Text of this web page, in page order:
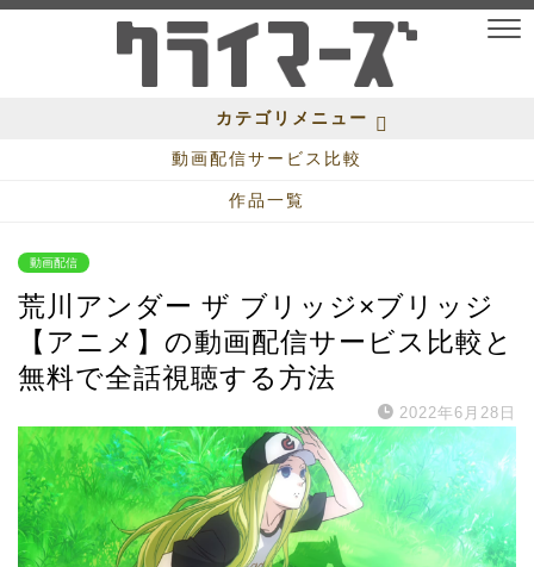
カテゴリメニュー
動画配信サービス比較
作品一覧
動画配信
荒川アンダー ザ ブリッジ×ブリッジ
【アニメ】の動画配信サービス比較と
無料で全話視聴する方法
2022年6月28日